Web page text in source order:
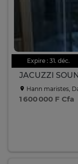
Expire : 31. déc.
JACUZZI
Hann maristes,
1 600 000 F Cfa